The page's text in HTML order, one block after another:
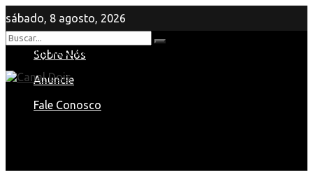
sábado, 8 agosto, 2026
Sobre Nós
Anuncie
Fale Conosco
Nenhum Resultado
View All Result